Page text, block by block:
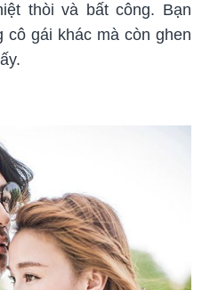
thòi và bất công. Bạn
cô gái khác mà còn ghen